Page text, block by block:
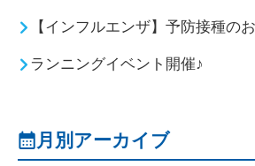
【インフルエンザ】予防接種の
ランニングイベント開催♪
月別アーカイブ